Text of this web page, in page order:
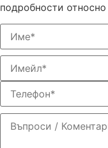
подробности